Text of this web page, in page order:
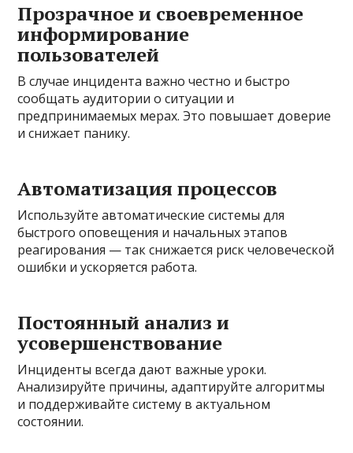
Прозрачное и своевременное
информирование
пользователей
В случае инцидента важно честно и быстро
сообщать аудитории о ситуации и
предпринимаемых мерах. Это повышает доверие
и снижает панику.
Автоматизация процессов
Используйте автоматические системы для
быстрого оповещения и начальных этапов
реагирования — так снижается риск человеческой
ошибки и ускоряется работа.
Постоянный анализ и
усовершенствование
Инциденты всегда дают важные уроки.
Анализируйте причины, адаптируйте алгоритмы
и поддерживайте систему в актуальном
состоянии.